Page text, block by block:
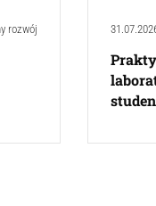
rozwój